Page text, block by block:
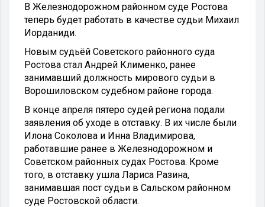
В Железнодорожном районном суде Ростова
теперь будет работать в качестве судьи Михаил
Иорданиди.
Новым судьёй Советского районного суда
Ростова стал Андрей Клименко, ранее
занимавший должность мирового судьи в
Ворошиловском судебном районе города.
В конце апреля пятеро судей региона подали
заявления об уходе в отставку. В их числе были
Илона Соколова и Инна Владимирова,
работавшие ранее в Железнодорожном и
Советском районных судах Ростова. Кроме
того, в отставку ушла Лариса Разина,
занимавшая пост судьи в Сальском районном
суде Ростовской области.